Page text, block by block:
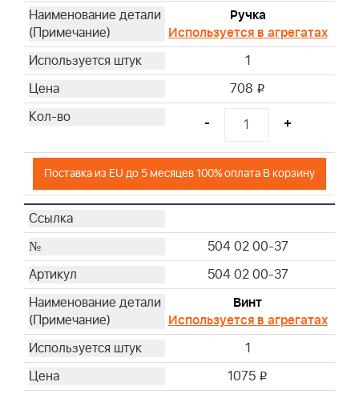
Ручка
Используется в агрегатах
1
708 i
- +
Поставка из EU до 5 месяцев 100% оплата В корзину
504 02 00-37
504 02 00-37
Винт
Используется в агрегатах
1
1075 i